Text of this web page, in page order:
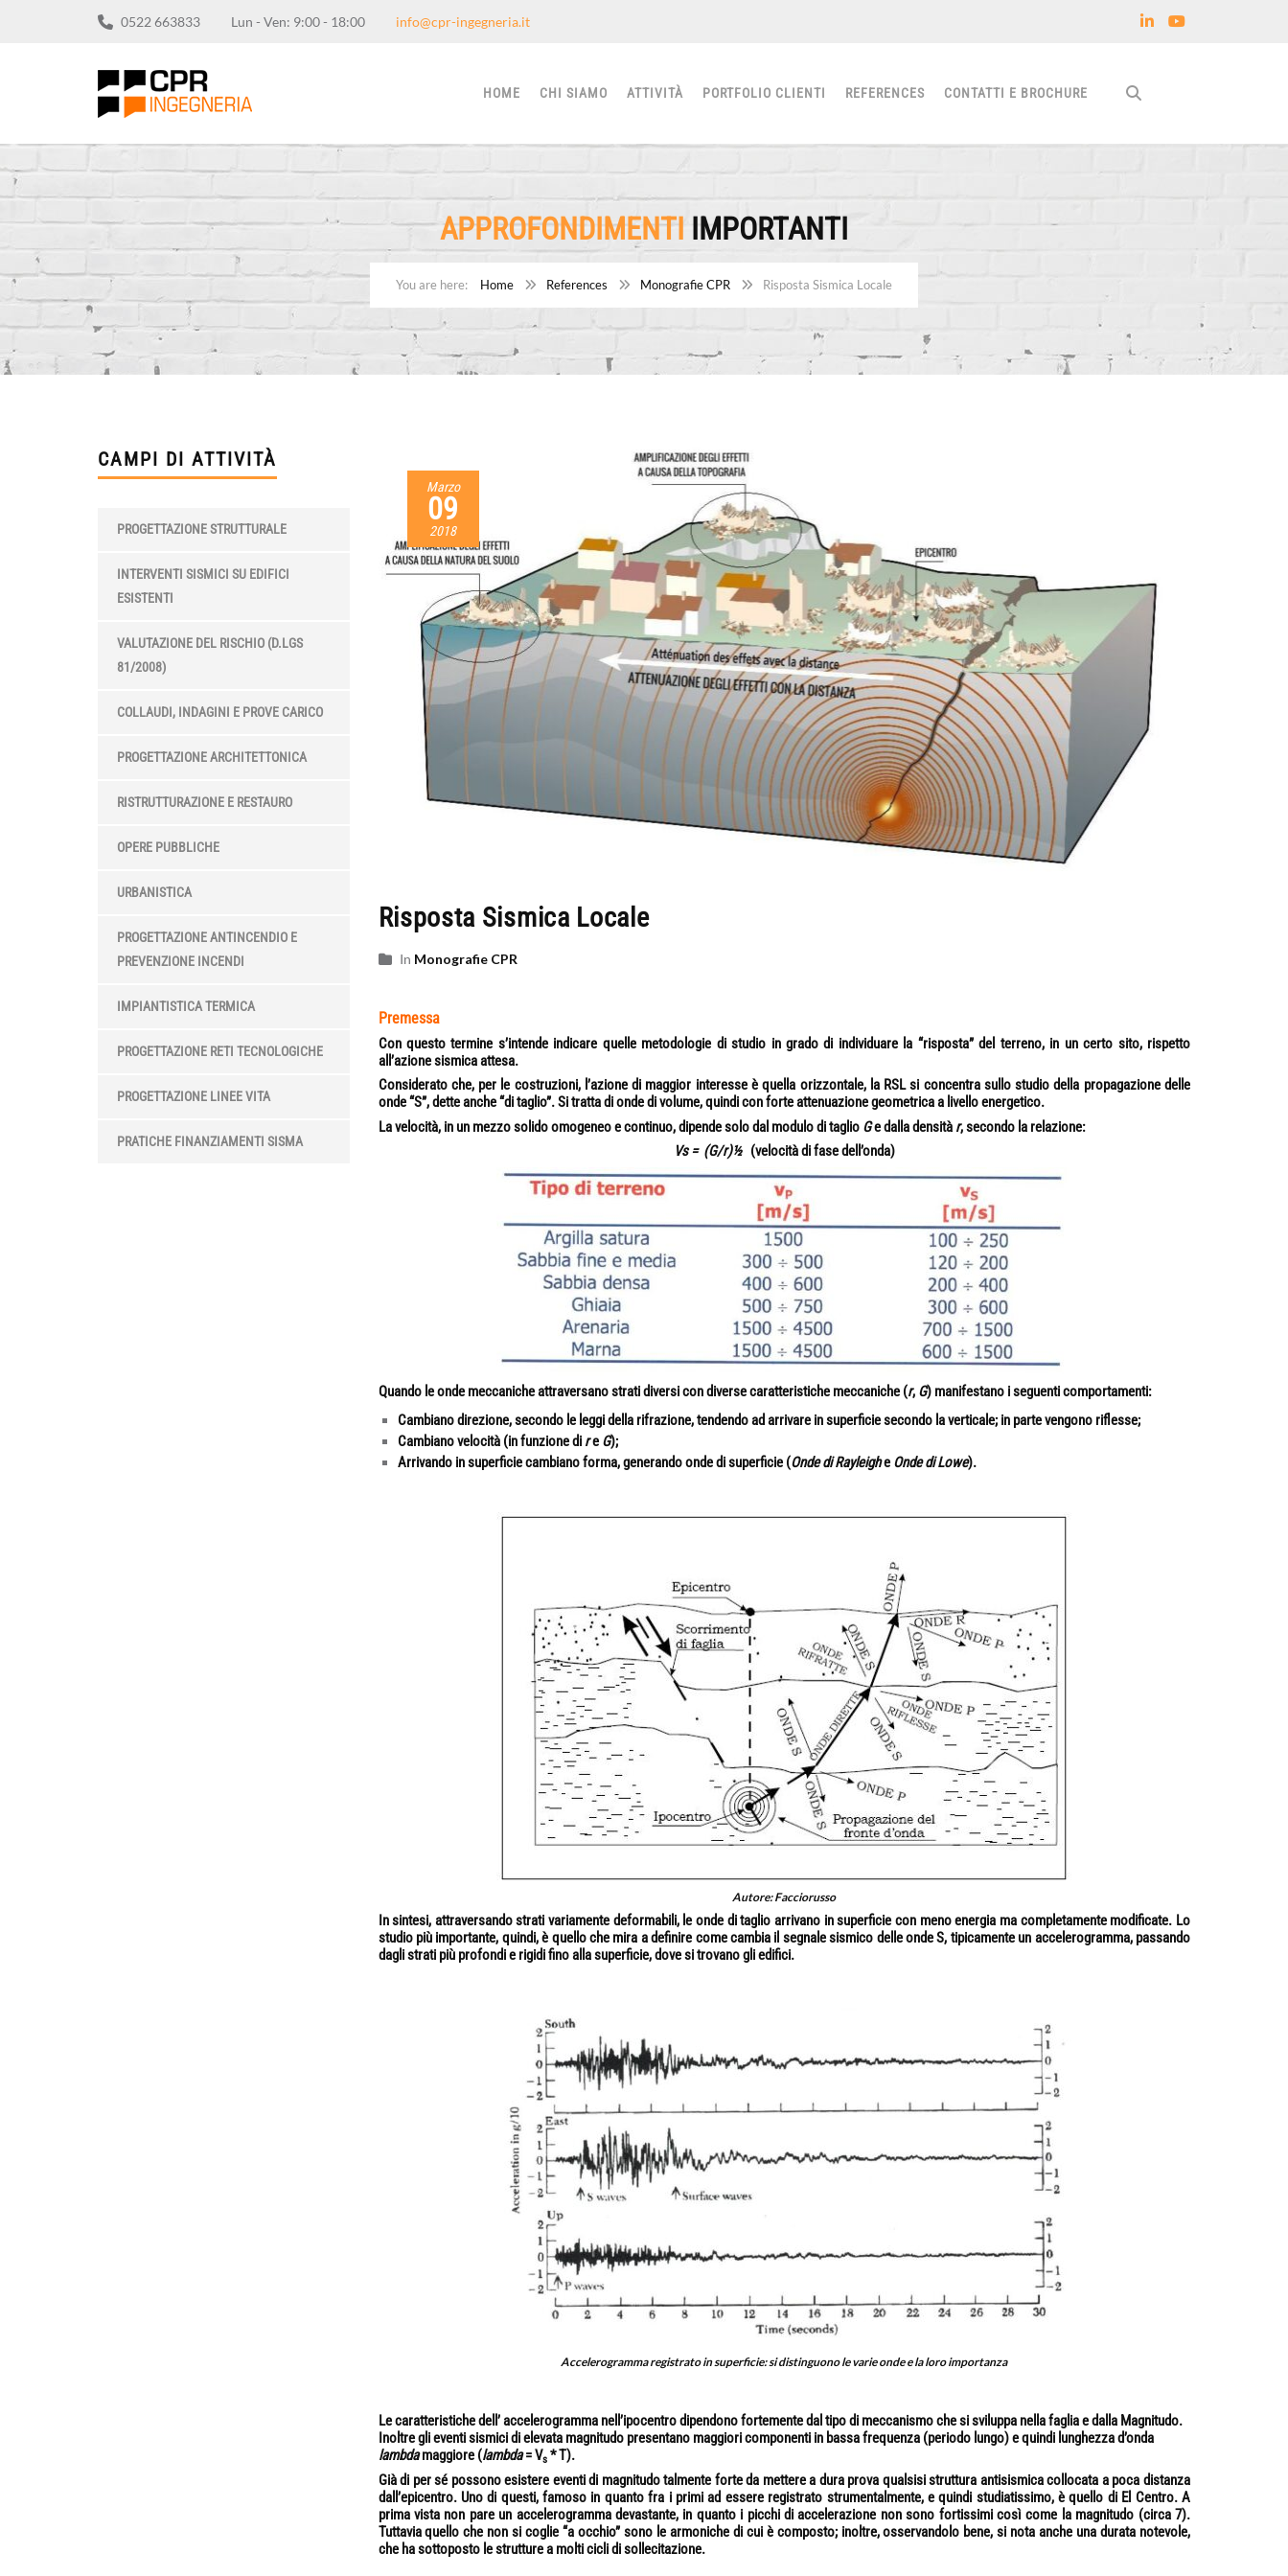
0522 663833 Lun - Ven: 9:00 - 18:00 info@cpr-ingegneria.it
HOME CHI SIAMO ATTIVITÀ PORTFOLIO CLIENTI REFERENCES CONTATTI E BROCHURE
APPROFONDIMENTI IMPORTANTI
Home References Monografie CPR Risposta Sismica Locale
CAMPI DI ATTIVITÀ
PROGETTAZIONE STRUTTURALE
INTERVENTI SISMICI SU EDIFICI
ESISTENTI
VALUTAZIONE DEL RISCHIO (D.LGS
81/2008)
COLLAUDI, INDAGINI E PROVE CARICO
PROGETTAZIONE ARCHITETTONICA
RISTRUTTURAZIONE E RESTAURO
OPERE PUBBLICHE
URBANISTICA
PROGETTAZIONE ANTINCENDIO E
PREVENZIONE INCENDI
IMPIANTISTICA TERMICA
PROGETTAZIONE RETI TECNOLOGICHE
PROGETTAZIONE LINEE VITA
PRATICHE FINANZIAMENTI SISMA
Marzo
09
2018
Risposta Sismica Locale
In Monografie CPR
Premessa
Con questo termine s’intende indicare quelle metodologie di studio in grado di individuare la “risposta” del terreno, in un certo sito, rispetto
all’azione sismica attesa.
Considerato che, per le costruzioni, l’azione di maggior interesse è quella orizzontale, la RSL si concentra sullo studio della propagazione delle
onde “S”, dette anche “di taglio”. Si tratta di onde di volume, quindi con forte attenuazione geometrica a livello energetico.
La velocità, in un mezzo solido omogeneo e continuo, dipende solo dal modulo di taglio Ge dalla densità r, secondo la relazione:
Vs = (G/r)½(velocità di fase dell’onda)
Quando le onde meccaniche attraversano strati diversi con diverse caratteristiche meccaniche (r, G) manifestano i seguenti comportamenti:
Cambiano direzione, secondo le leggi della rifrazione, tendendo ad arrivare in superficie secondo la verticale; in parte vengono riflesse;
Cambiano velocità (in funzione di re G);
Arrivando in superficie cambiano forma, generando onde di superficie (Onde di Rayleighe Onde di Lowe).
Autore: Facciorusso
In sintesi, attraversando strati variamente deformabili, le onde di taglio arrivano in superficie con meno energia ma completamente modificate. Lo
studio più importante, quindi, è quello che mira a definire come cambia il segnale sismico delle onde S, tipicamente un accelerogramma, passando
dagli strati più profondi e rigidi fino alla superficie, dove si trovano gli edifici.
Accelerogramma registrato in superficie: si distinguono le varie onde e la loro importanza
Le caratteristiche dell’ accelerogramma nell’ipocentro dipendono fortemente dal tipo di meccanismo che si sviluppa nella faglia e dalla Magnitudo.
Inoltre gli eventi sismici di elevata magnitudo presentano maggiori componenti in bassa frequenza (periodo lungo) e quindi lunghezza d’onda
lambdamaggiore (lambda= Vs* T).
Già di per sé possono esistere eventi di magnitudo talmente forte da mettere a dura prova qualsisi struttura antisismica collocata a poca distanza
dall’epicentro. Uno di questi, famoso in quanto fra i primi ad essere registrato strumentalmente, e quindi studiatissimo, è quello di El Centro. A
prima vista non pare un accelerogramma devastante, in quanto i picchi di accelerazione non sono fortissimi così come la magnitudo (circa 7).
Tuttavia quello che non si coglie “a occhio” sono le armoniche di cui è composto; inoltre, osservandolo bene, si nota anche una durata notevole,
che ha sottoposto le strutture a molti cicli di sollecitazione.